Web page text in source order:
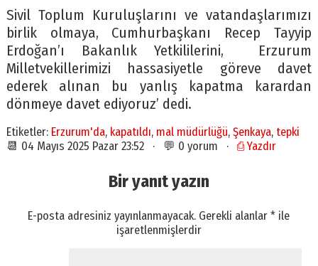
Sivil Toplum Kuruluşlarını ve vatandaşlarımızı
birlik olmaya, Cumhurbaşkanı Recep Tayyip
Erdoğan’ı Bakanlık Yetkililerini, Erzurum
Milletvekillerimizi hassasiyetle göreve davet
ederek alınan bu yanlış kapatma karardan
dönmeye davet ediyoruz’ dedi.
Etiketler: Erzurum'da, kapatıldı, mal müdürlüğü, Şenkaya, tepki
📆 04 Mayıs 2025 Pazar 23:52 · 💬 0 yorum · ⎙ Yazdır
Bir yanıt yazın
E-posta adresiniz yayınlanmayacak. Gerekli alanlar* ile
işaretlenmişlerdir